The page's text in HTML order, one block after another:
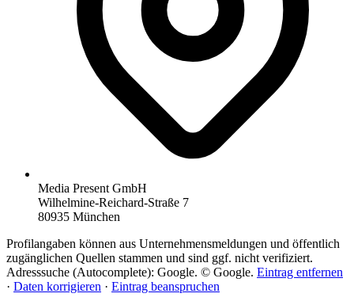
Media Present GmbH
Wilhelmine-Reichard-Straße 7
80935 München
Profilangaben können aus Unternehmensmeldungen und öffentlich
zugänglichen Quellen stammen und sind ggf. nicht verifiziert.
Adresssuche (Autocomplete): Google. © Google. Eintrag entfernen
· Daten korrigieren · Eintrag beanspruchen